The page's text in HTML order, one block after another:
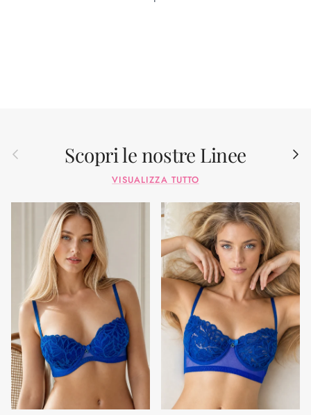
Indietro Scopri le nostre Linee
VISUALIZZA TUTTO